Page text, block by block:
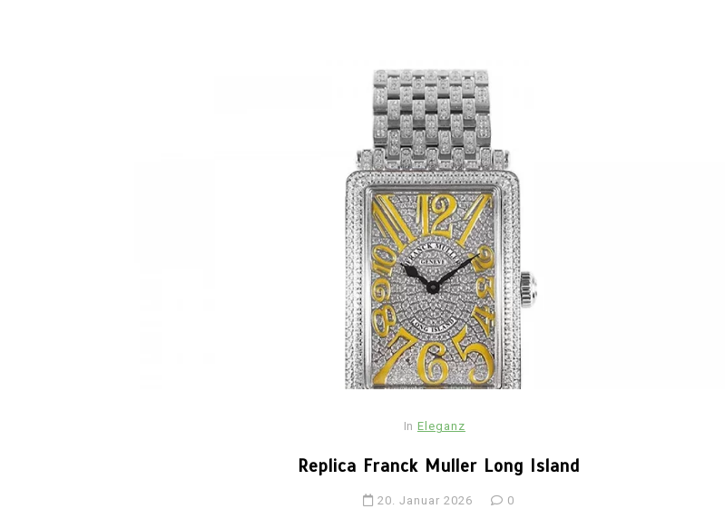
In Eleganz
Replica Franck Muller Long Island
20. Januar 2026 0
Replica Piaget Altiplano
In Eleganz
Replica Franck Muller Long
Island